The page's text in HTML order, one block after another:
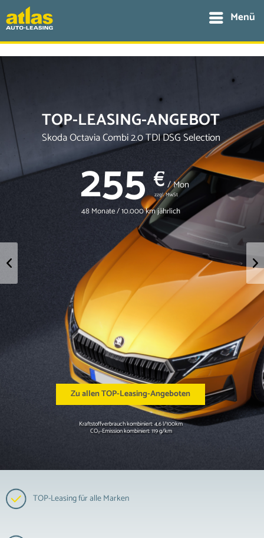
Menü
TOP-Leasing für alle Marken
TOP-LEASING-ANGEBOT
Skoda Octavia Combi 2.0 TDI DSG Selection
255 € / Mon
zzgl. MwSt
48 Monate / 10.000 km jährlich
Zu allen TOP-Leasing-Angeboten
Kraftstoffverbrauch kombiniert: 4,6 l/100km
CO₂-Emission kombiniert: 119 g/km